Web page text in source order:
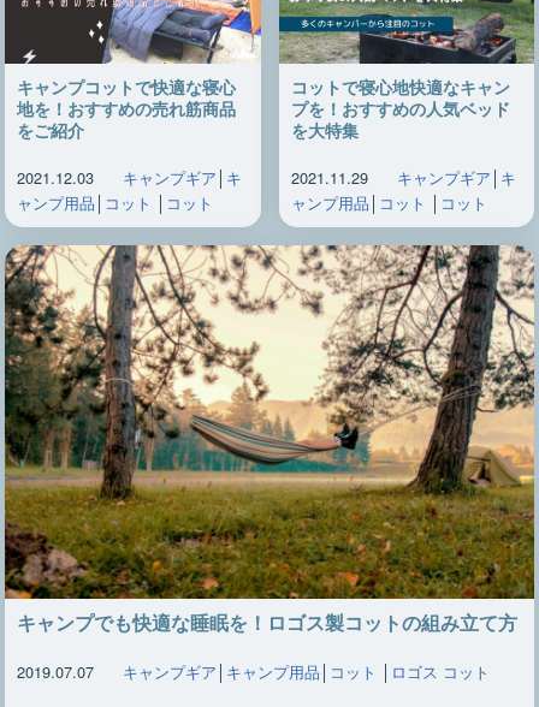
キャンプコットで快適な寝心
地を！おすすめの売れ筋商品
をご紹介
2021.12.03 キャンプギア │ キ
ャンプ用品 │ コット │ コット
コットで寝心地快適なキャン
プを！おすすめの人気ベッド
を大特集
2021.11.29 キャンプギア │ キ
ャンプ用品 │ コット │ コット
キャンプでも快適な睡眠を！ロゴス製コットの組み立て方
2019.07.07 キャンプギア │ キャンプ用品 │ コット │ ロゴス コット